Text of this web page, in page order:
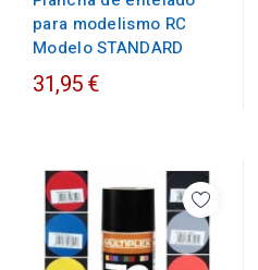
para modelismo RC
Modelo STANDARD
31,95 €